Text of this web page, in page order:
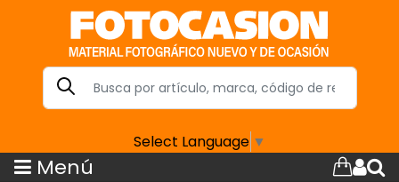
Select Language ▼
Menú